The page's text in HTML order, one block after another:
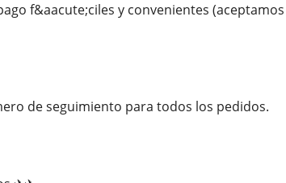
f&aacute;ciles y convenientes
de seguimiento para todos los pedidos.